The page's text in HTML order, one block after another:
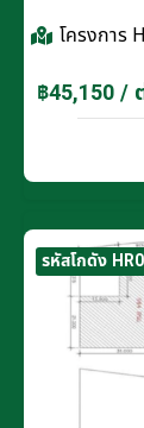
โครงการ
฿45,150 /
รหัสโกดัง